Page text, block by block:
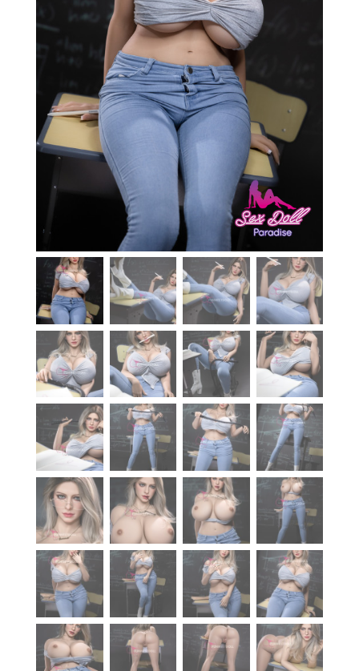
Guides
Paiement
Contact
Livraison
À propos